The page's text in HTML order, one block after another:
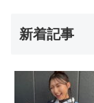
新着記事